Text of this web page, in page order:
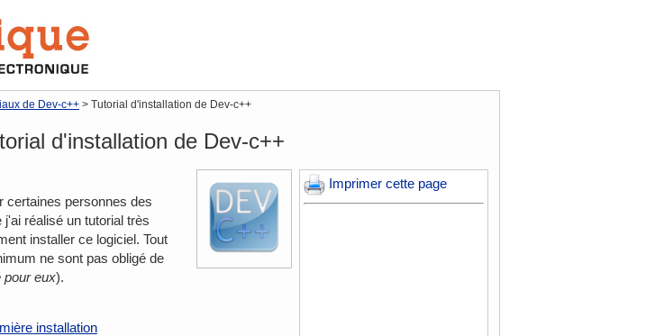
de Dev-c++ > Tutorial d'installation de Dev-c++
d'installation de Dev-c++
Imprimer cette page
certaines personnes des
réalisé un tutorial très
installer ce logiciel. Tout
ne sont pas obligé de
pour eux).
installation